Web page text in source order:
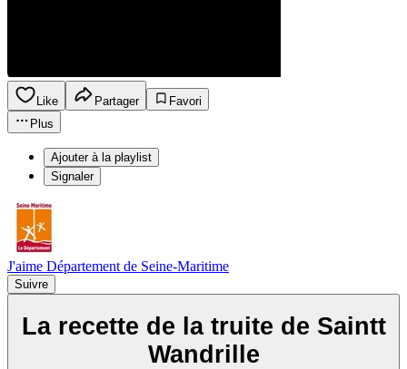
Like Partager
Favori
Plus
Ajouter à la playlist
Signaler
J'aime Département de Seine-Maritime
Suivre
La recette de la truite de Saintt
Wandrille